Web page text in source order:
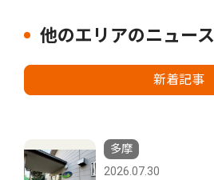
他のエリアのニュース
新着記事
多摩
2026.07.30